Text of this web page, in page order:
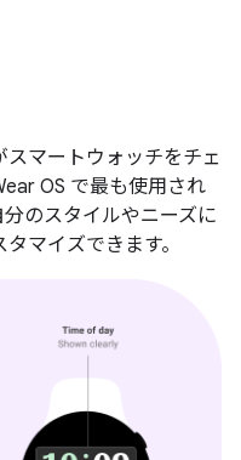
マートウォッチをチェ
OS で最も使用され
のスタイルやニーズに
マイズできます。